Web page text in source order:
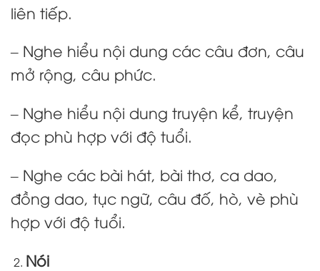
liên tiếp.
– Nghe hiểu nội dung các câu đơn, câu
mở rộng, câu phức.
– Nghe hiểu nội dung truyện kể, truyện
đọc phù hợp với độ tuổi.
– Nghe các bài hát, bài thơ, ca dao,
đồng dao, tục ngữ, câu đố, hò, vè phù
hợp với độ tuổi.
Nói